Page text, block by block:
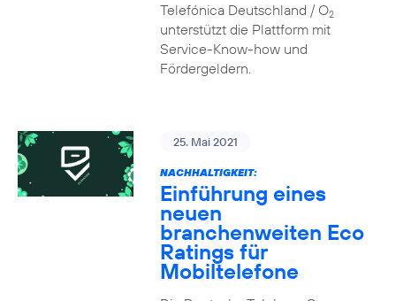
Telefónica Deutschland / O2
unterstützt die Plattform mit
Service-Know-how und
Fördergeldern.
25. Mai 2021
NACHHALTIGKEIT:
Einführung eines
neuen
branchenweiten Eco
Ratings für
Mobiltelefone